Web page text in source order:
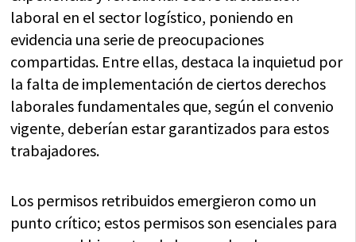
laboral en el sector logístico, poniendo en
evidencia una serie de preocupaciones
compartidas. Entre ellas, destaca la inquietud por
la falta de implementación de ciertos derechos
laborales fundamentales que, según el convenio
vigente, deberían estar garantizados para estos
trabajadores.
Los permisos retribuidos emergieron como un
punto crítico; estos permisos son esenciales para